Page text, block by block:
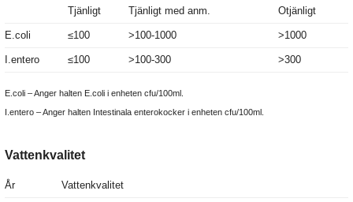
Tjänligt Tjänligt med anm. Otjänligt
E.coli ≤100 >100-1000 >1000
I.entero ≤100 >100-300 >300
E.coli – Anger halten E.coli i enheten cfu/100ml.
I.entero – Anger halten Intestinala enterokocker i enheten cfu/100ml.
Vattenkvalitet
År Vattenkvalitet